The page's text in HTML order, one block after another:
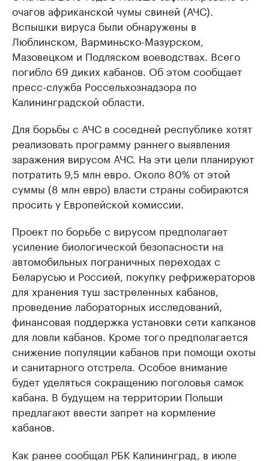
очагов африканской чумы свиней (АЧС).
Вспышки вируса были обнаружены в
Люблинском, Варминьско-Мазурском,
Мазовецком и Подляском воеводствах. Всего
погибло 69 диких кабанов. Об этом сообщает
пресс-служба Россельхознадзора по
Калининградской области.
Для борьбы с АЧС в соседней республике хотят
реализовать программу раннего выявления
заражения вирусом АЧС. На эти цели планируют
потратить 9,5 млн евро. Около 80% от этой
суммы (8 млн евро) власти страны собираются
просить у Европейской комиссии.
Проект по борьбе с вирусом предполагает
усиление биологической безопасности на
автомобильных пограничных переходах с
Беларусью и Россией, покупку рефрижераторов
для хранения туш застреленных кабанов,
проведение лабораторных исследований,
финансовая поддержка установки сети капканов
для ловли кабанов. Кроме того предполагается
снижение популяции кабанов при помощи охоты
и санитарного отстрела. Особое внимание
будет уделяться сокращению поголовья самок
кабана. В будущем на территории Польши
предлагают ввести запрет на кормление
кабанов.
Как ранее сообщал РБК Калининград, в июле